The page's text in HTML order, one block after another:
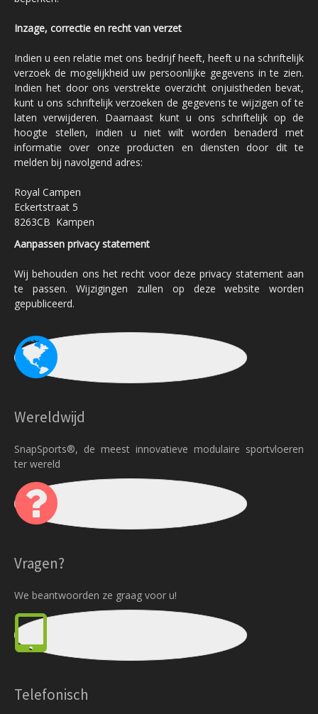
Inzage, correctie en recht van verzet
Indien u een relatie met ons bedrijf heeft, heeft u na schriftelijk
verzoek de mogelijkheid uw persoonlijke gegevens in te zien.
Indien het door ons verstrekte overzicht onjuistheden bevat,
kunt u ons schriftelijk verzoeken de gegevens te wijzigen of te
laten verwijderen. Daarnaast kunt u ons schriftelijk op de
hoogte stellen, indien u niet wilt worden benaderd met
informatie over onze producten en diensten door dit te
melden bij navolgend adres:
Royal Campen
Eckertstraat 5
8263CB Kampen
Aanpassen privacy statement
Wij behouden ons het recht voor deze privacy statement aan
te passen. Wijzigingen zullen op deze website worden
gepubliceerd.
Wereldwijd
SnapSports®, de meest innovatieve modulaire sportvloeren
ter wereld
Vragen?
We beantwoorden ze graag voor u!
Telefonisch